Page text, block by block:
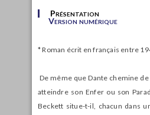
Présentation
Version numérique
* Roman écrit en français entre
De même que Dante chemine
atteindre son Enfer ou son
Beckett situe-t-il, chacun dans